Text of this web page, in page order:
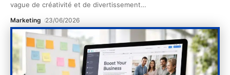
vague de créativité et de divertissement…
Marketing 23/06/2026